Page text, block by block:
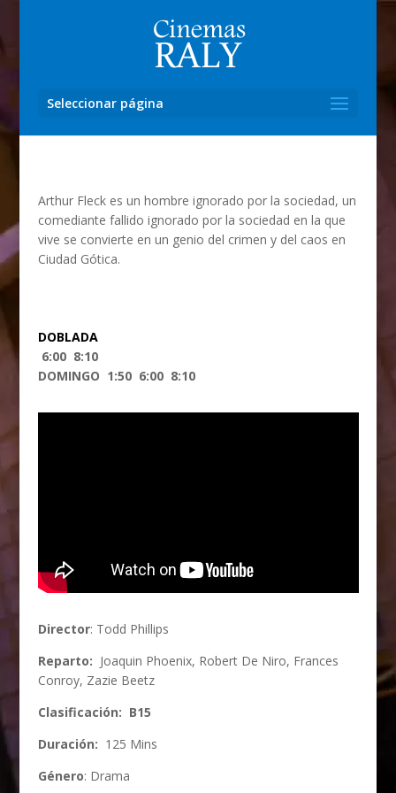
Seleccionar página
Arthur Fleck es un hombre ignorado por la sociedad, un
comediante fallido ignorado por la sociedad en la que
vive se convierte en un genio del crimen y del caos en
Ciudad Gótica.
DOBLADA
6:00 8:10
DOMINGO 1:50 6:00 8:10
Director: Todd Phillips
Reparto: Joaquin Phoenix, Robert De Niro, Frances
Conroy, Zazie Beetz
Clasificación: B15
Duración: 125 Mins
Género: Drama